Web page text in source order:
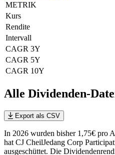
METRIK
Kurs
Rendite
Intervall
CAGR 3Y
CAGR 5Y
CAGR 10Y
Alle Dividenden-
Export als CSV
In 2026 wurden bisher 1,75€ pro
hat CJ CheilJedang Corp
ausgeschüttet. Die